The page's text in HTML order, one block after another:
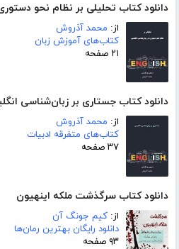
دانلود کتاب تحلیلی بر نظام نحو
از: محمد آذروش
کتاب‌های آموزش زبان
۲۱ صفحه
دانلود کتاب جستاری بر زبان‌شناسی
از: محمد آذروش
کتاب‌های متفرقه ادبیات
۳۷ صفحه
دانلود کتاب سرگذشت ملکه اینهیون
از: کیم جونگ آن
دانلود رایگان بهترین رمان‌ها
۹۳ صفحه